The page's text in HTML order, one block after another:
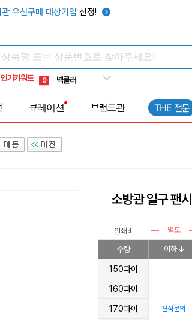
관 우선구매 대상기업 선정!
인기키워드
5 키캡
8 쿨토시
9 넥쿨러
1 선풍기
큐레이션 브랜드관 THE 전문
소방관 일구 팬시
인쇄비 별도
수량 이하
150파이
견적문의
160파이
170파이